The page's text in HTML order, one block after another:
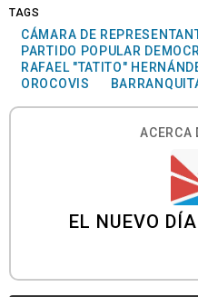
TAGS
CÁMARA DE
PARTIDO POPULAR
RAFAEL "TATITO"
OROCOVIS
ACERCA
EL NUEVO DÍA